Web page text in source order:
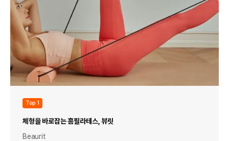
Top 1
체형을 바로잡는 홈필라테스, 뷰릿
Beaurit